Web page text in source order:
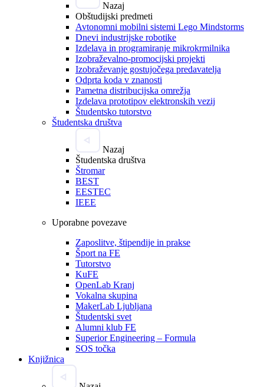
Nazaj
Obštudijski predmeti
Avtonomni mobilni sistemi Lego Mindstorms
Dnevi industrijske robotike
Izdelava in programiranje mikrokrmilnika
Izobraževalno-promocijski projekti
Izobraževanje gostujočega predavatelja
Odprta koda v znanosti
Pametna distribucijska omrežja
Izdelava prototipov elektronskih vezij
Študentsko tutorstvo
Študentska društva
Nazaj
Študentska društva
Štromar
BEST
EESTEC
IEEE
Uporabne povezave
Zaposlitve, štipendije in prakse
Šport na FE
Tutorstvo
KuFE
OpenLab Kranj
Vokalna skupina
MakerLab Ljubljana
Študentski svet
Alumni klub FE
Superior Engineering – Formula
SOS točka
Knjižnica